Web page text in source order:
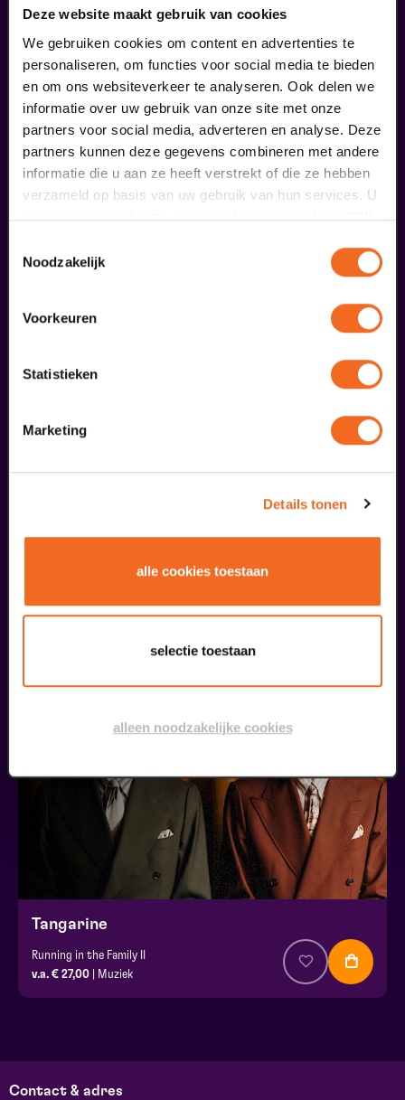
Deze website maakt gebruik van cookies
We gebruiken cookies om content en advertenties te
personaliseren, om functies voor social media te bieden
en om ons websiteverkeer te analyseren. Ook delen we
informatie over uw gebruik van onze site met onze
partners voor social media, adverteren en analyse. Deze
partners kunnen deze gegevens combineren met andere
informatie die u aan ze heeft verstrekt of die ze hebben
verzameld op basis van uw gebruik van hun services. U
gaat akkoord met onze cookies als u onze website blijft
Noodzakelijk
Voorkeuren
Statistieken
Marketing
Details tonen
alle cookies toestaan
selectie toestaan
alleen noodzakelijke cookies
09
september
Coming On Strong
v.a. € 37,50
20
Tangarine
Running in the Family II
v.a. € 27,00 | Muziek
Contact & adres